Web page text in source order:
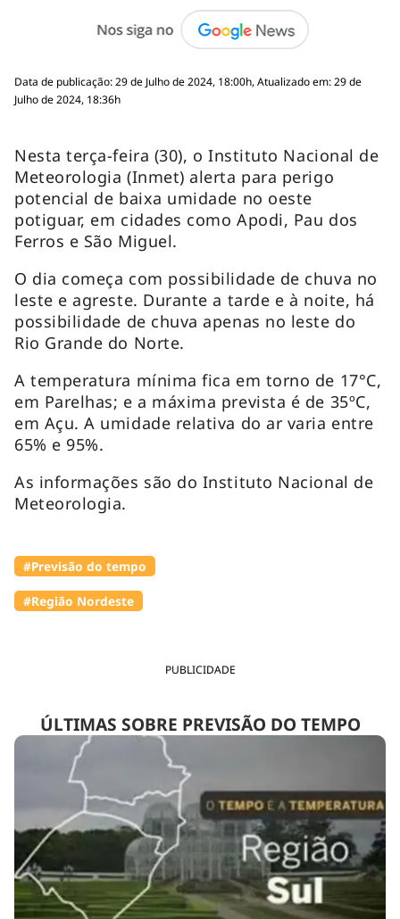
PUBLICIDADE
ÚLTIMAS SOBRE PREVISÃO DO TEMPO
Data de publicação: 29 de Julho de 2024, 18:00h, Atualizado em: 29 de
Julho de 2024, 18:36h
Nesta terça-feira (30), o Instituto Nacional de
Meteorologia (Inmet) alerta para perigo
potencial de baixa umidade no oeste
potiguar, em cidades como Apodi, Pau dos
Ferros e São Miguel.
O dia começa com possibilidade de chuva no
leste e agreste. Durante a tarde e à noite, há
possibilidade de chuva apenas no leste do
Rio Grande do Norte.
A temperatura mínima fica em torno de 17°C,
em Parelhas; e a máxima prevista é de 35ºC,
em Açu. A umidade relativa do ar varia entre
65% e 95%.
As informações são do Instituto Nacional de
Meteorologia.
#Previsão do tempo
#Região Nordeste